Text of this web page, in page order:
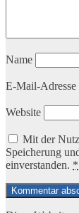
Name
E-Mail-Adresse
Website
Mit der
Speicherung
einverstanden. *